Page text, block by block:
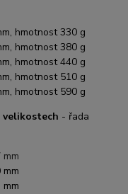
hmotnost 330 g
hmotnost 380 g
hmotnost 440 g
hmotnost 510 g
hmotnost 590 g
velikostech - řada